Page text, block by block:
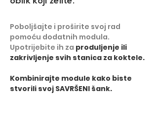
Poboljšajte i proširite svoj rad
pomoću dodatnih modula.
Upotrijebite ih za produljenje ili
zakrivljenje svih stanica za koktele.
​Kombinirajte module kako biste
stvorili svoj SAVRŠENI šank.